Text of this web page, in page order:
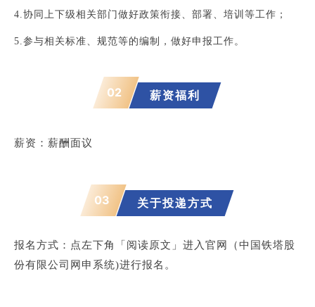
4.协同上下级相关部门做好政策衔接、部署、培训等工作；
5.参与相关标准、规范等的编制，做好申报工作。
02 薪资福利
薪资：薪酬面议
03 关于投递方式
报名方式： 点左下角「阅读原文」进入官网（中国铁塔股
份有限公司网申系统)进行报名。